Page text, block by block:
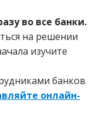
во все банки.
на решении
изучите
банков
онлайн-